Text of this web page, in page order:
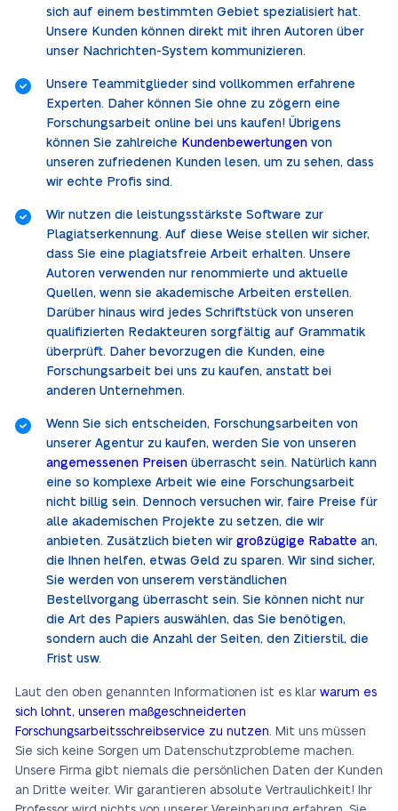
sich auf einem bestimmten Gebiet spezialisiert hat.
Unsere Kunden können direkt mit ihren Autoren über
unser Nachrichten-System kommunizieren.
Unsere Teammitglieder sind vollkommen erfahrene
Experten. Daher können Sie ohne zu zögern eine
Forschungsarbeit online bei uns kaufen! Übrigens
können Sie zahlreiche Kundenbewertungen von
unseren zufriedenen Kunden lesen, um zu sehen, dass
wir echte Profis sind.
Wir nutzen die leistungsstärkste Software zur
Plagiatserkennung. Auf diese Weise stellen wir sicher,
dass Sie eine plagiatsfreie Arbeit erhalten. Unsere
Autoren verwenden nur renommierte und aktuelle
Quellen, wenn sie akademische Arbeiten erstellen.
Darüber hinaus wird jedes Schriftstück von unseren
qualifizierten Redakteuren sorgfältig auf Grammatik
überprüft. Daher bevorzugen die Kunden, eine
Forschungsarbeit bei uns zu kaufen, anstatt bei
anderen Unternehmen.
Wenn Sie sich entscheiden, Forschungsarbeiten von
unserer Agentur zu kaufen, werden Sie von unseren
angemessenen Preisen überrascht sein. Natürlich kann
eine so komplexe Arbeit wie eine Forschungsarbeit
nicht billig sein. Dennoch versuchen wir, faire Preise für
alle akademischen Projekte zu setzen, die wir
anbieten. Zusätzlich bieten wir großzügige Rabatte an,
die Ihnen helfen, etwas Geld zu sparen. Wir sind sicher,
Sie werden von unserem verständlichen
Bestellvorgang überrascht sein. Sie können nicht nur
die Art des Papiers auswählen, das Sie benötigen,
sondern auch die Anzahl der Seiten, den Zitierstil, die
Frist usw.
Laut den oben genannten Informationen ist es klar warum es
sich lohnt, unseren maßgeschneiderten
Forschungsarbeitsschreibservice zu nutzen. Mit uns müssen
Sie sich keine Sorgen um Datenschutzprobleme machen.
Unsere Firma gibt niemals die persönlichen Daten der Kunden
an Dritte weiter. Wir garantieren absolute Vertraulichkeit! Ihr